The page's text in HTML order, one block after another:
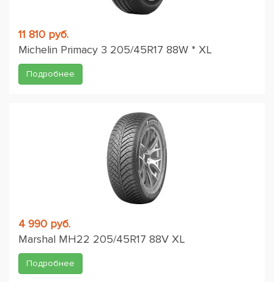
11 810 руб.
Michelin Primacy 3 205/45R17 88W * XL
Подробнее
4 990 руб.
Marshal MH22 205/45R17 88V XL
Подробнее